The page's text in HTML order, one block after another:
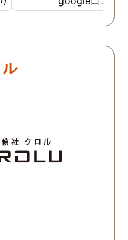
偵事務所です